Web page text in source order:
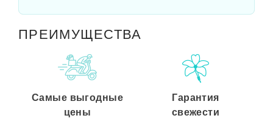
ПРЕИМУЩЕСТВА
Самые выгодные
цены
Гарантия
свежести